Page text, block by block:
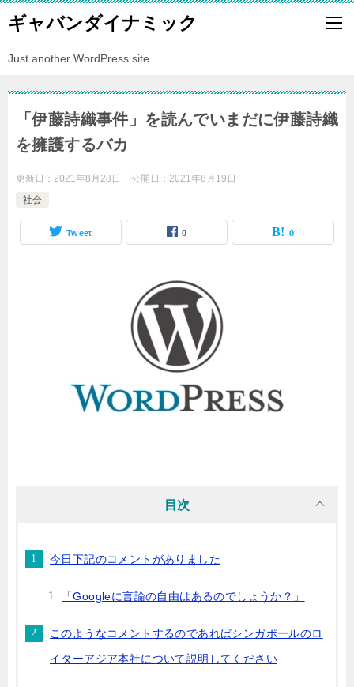
ギャバンダイナミック
Just another WordPress site
「伊藤詩織事件」を読んでいまだに伊藤詩織
を擁護するバカ
更新日： 2021年8月28日 公開日： 2021年8月19日
社会
Tweet 0 0
目次
今日下記のコメントがありました
「Googleに言論の自由はあるのでしょうか？」
このようなコメントするのであればシンガポールのロ
イターアジア本社について説明してください